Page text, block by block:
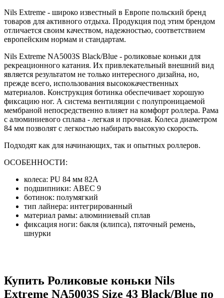
Nils Extreme - широко известный в Европе польский бренд
товаров для активного отдыха. Продукция под этим брендом
отличается своим качеством, надежностью, соответствием
европейским нормам и стандартам.
Nils Extreme NA5003S Black/Blue - роликовые коньки для
рекреационного катания. Их привлекательный внешний вид
является результатом не только интересного дизайна, но,
прежде всего, использования высококачественных
материалов. Конструкция ботинка обеспечивает хорошую
фиксацию ног. А система вентиляции с полупроницаемой
мембраной непосредственно влияет на комфорт роллера. Рама
с алюминиевого сплава - легкая и прочная. Колеса диаметром
84 мм позволят с легкостью набирать высокую скорость.
Подходят как для начинающих, так и опытных роллеров.
ОСОБЕННОСТИ:
колеса: PU 84 мм 82A
подшипники: ABEC 9
ботинок: полумягкий
тип лайнера: интегрированный
материал рамы: алюминиевый сплав
фиксация ноги: бакля (клипса), пяточный ремень,
шнурки
Купить Роликовые коньки Nils
Extreme NA5003S Size 43 Black/Blue по